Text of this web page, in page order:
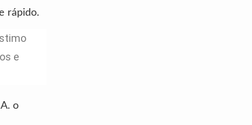
rápido.
e
o